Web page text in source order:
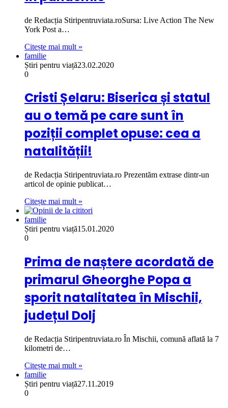
de Redacția Stiripentruviata.roSursa: Live Action The New
York Post a…
Citește mai mult »
familie
Știri pentru viață23.02.2020
0
Cristi Șelaru: Biserica și statul
au o temă pe care sunt în
poziții complet opuse: cea a
natalității!
de Redacția Stiripentruviata.ro Prezentăm extrase dintr-un
articol de opinie publicat…
Citește mai mult »
familie
Știri pentru viață15.01.2020
0
Prima de naștere acordată de
primarul Gheorghe Popa a
sporit natalitatea în Mischii,
județul Dolj
de Redacția Stiripentruviata.ro În Mischii, comună aflată la 7
kilometri de…
Citește mai mult »
familie
Știri pentru viață27.11.2019
0